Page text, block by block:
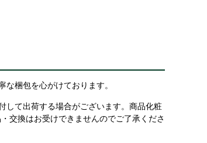
梱包を心がけております。
して出荷する場合がございます。商品化粧
交換はお受けできませんのでご了承くださ